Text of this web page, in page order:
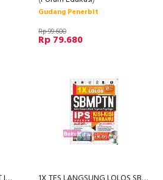
Gudang Penerbit
Rp 99.600
Rp 79.680